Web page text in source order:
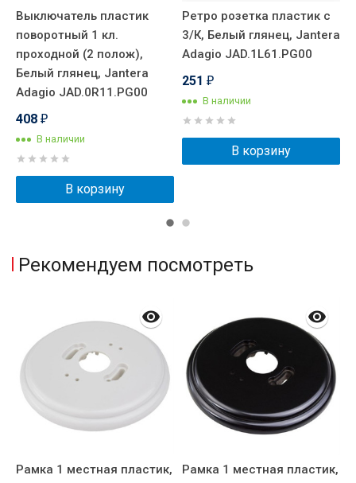
Выключатель пластик
поворотный 1 кл.
проходной (2 полож),
Белый глянец, Jantera
Adagio JAD.0R11.PG00
408 ₽
В наличии
В корзину
Ретро розетка пластик с
3/К, Белый глянец, Jantera
Adagio JAD.1L61.PG00
251 ₽
В наличии
В корзину
Рекомендуем посмотреть
Рамка 1 местная пластик,
Рамка 1 местная пластик,